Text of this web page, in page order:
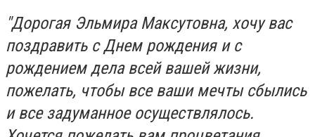
"Дорогая Эльмира Максутовна, хочу вас
поздравить с Днем рождения и с
рождением дела всей вашей жизни,
пожелать, чтобы все ваши мечты сбылись
и все задуманное осуществлялось.